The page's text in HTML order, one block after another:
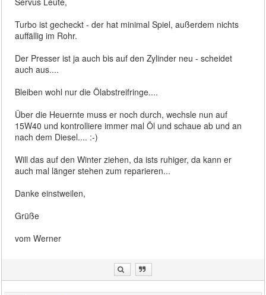
Turbo ist gecheckt - der hat minimal Spiel, außerdem nichts
auffällig im Rohr.
Der Presser ist ja auch bis auf den Zylinder neu - scheidet
auch aus....
Bleiben wohl nur die Ölabstreifringe....
Über die Heuernte muss er noch durch, wechsle nun auf
15W40 und kontrolliere immer mal Öl und schaue ab und an
nach dem Diesel.... :-)
Will das auf den Winter ziehen, da ists ruhiger, da kann er
auch mal länger stehen zum reparieren...
Danke einstweilen,
Grüße
vom Werner